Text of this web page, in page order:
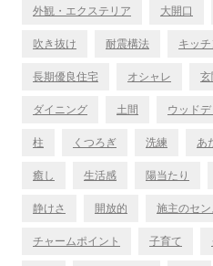
外観・エクステリア 大開口
吹き抜け 耐震構法 キッチ
長期優良住宅 オシャレ 玄
ダイニング 土間 ウッド
柱 くつろぎ 洗練 あ
癒し 生活感 陽当たり
静けさ 開放的 施主のセン
チャームポイント 子育て